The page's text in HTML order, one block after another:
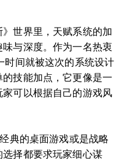
世界里，天赋系统的加
与深度。作为一名热衷
时间就被这次的系统设计
技能加点，它更像是一
可以根据自己的游戏风
典的桌面游戏或是战略
择都要求玩家细心谋